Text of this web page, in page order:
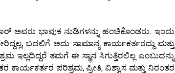
ಅವರು ಭಾವುಕ ನುಡಿಗಳನ್ನು ಹಂಚಿಕೊಂಡರು. ಇಂದು
ಬದಲಿಗೆ ಅದು ಸಾಮಾನ್ಯ ಕಾರ್ಯಕರ್ತರದ್ದು ಮತ್ತು
ಇಲ್ಲದಿದ್ದರೆ ತಮಗೆ ಈ ಸ್ಥಾನ ಸಿಗುತ್ತಿರಲಿಲ್ಲ ಎಂಬುದನ್ನು
ಕಾರ್ಯಕರ್ತರ ಪರಿಶ್ರಮ, ಪ್ರೀತಿ, ವಿಶ್ವಾಸ ಮತ್ತು ನಿರಂತರ